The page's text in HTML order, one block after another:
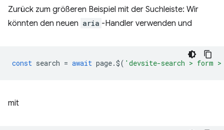
Zurück zum größeren Beispiel mit der Suchleiste: Wir
könnten den neuen aria -Handler verwenden und
const search = await page.$( 'devsite-search > form
mit